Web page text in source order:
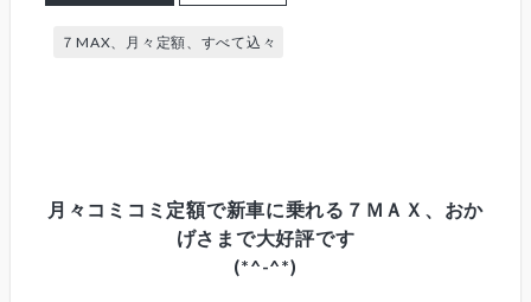
７MAX、月々定額、すべて込々
月々コミコミ定額で新車に乗れる７ＭＡＸ、おか
げさまで大好評です
(*^-^*)